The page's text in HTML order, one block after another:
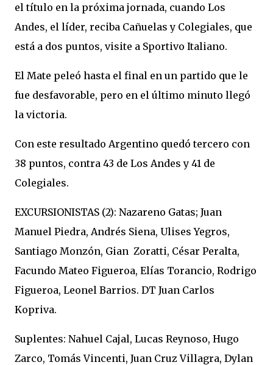
el título en la próxima jornada, cuando Los
Andes, el líder, reciba Cañuelas y Colegiales, que
está a dos puntos, visite a Sportivo Italiano.
El Mate peleó hasta el final en un partido que le
fue desfavorable, pero en el último minuto llegó
la victoria.
Con este resultado Argentino quedó tercero con
38 puntos, contra 43 de Los Andes y 41 de
Colegiales.
EXCURSIONISTAS (2): Nazareno Gatas; Juan
Manuel Piedra, Andrés Siena, Ulises Yegros,
Santiago Monzón, Gian Zoratti, César Peralta,
Facundo Mateo Figueroa, Elías Torancio, Rodrigo
Figueroa, Leonel Barrios. DT Juan Carlos
Kopriva.
Suplentes: Nahuel Cajal, Lucas Reynoso, Hugo
Zarco, Tomás Vincenti, Juan Cruz Villagra, Dylan